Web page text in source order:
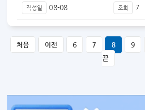
작성일 08-08 조회 7
처음 이전 6 7 8 9
끝